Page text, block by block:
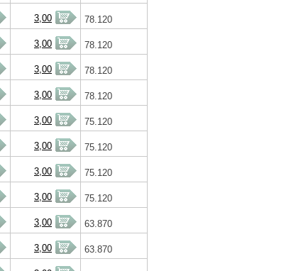
3,00 78.120
3,00 78.120
3,00 78.120
3,00 78.120
3,00 75.120
3,00 75.120
3,00 75.120
3,00 75.120
3,00 63.870
3,00 63.870